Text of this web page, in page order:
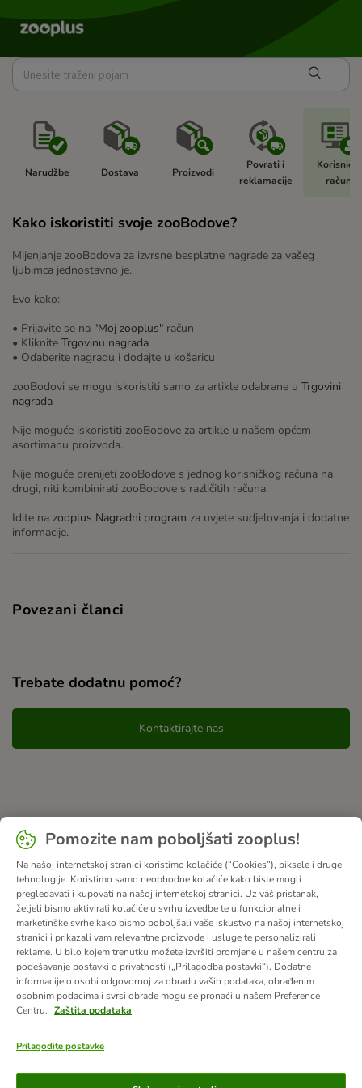
Narudžbe Dostava Proizvodi
Povrati i
reklamacije
Korisnički
račun
Kako iskoristiti svoje zooBodove?
Mijenjanje zooBodova za izvrsne besplatne nagrade za vašeg
ljubimca jednostavno je.
Evo kako:
• Prijavite se na "Moj zooplus" račun
• Kliknite Trgovinu nagrada
• Odaberite nagradu i dodajte u košaricu
zooBodovi se mogu iskoristiti samo za artikle odabrane u Trgovini
nagrada
Nije moguće iskoristiti zooBodove za artikle u našem općem
asortimanu proizvoda.
Nije moguće prenijeti zooBodove s jednog korisničkog računa na
drugi, niti kombinirati zooBodove s različitih računa.
Idite na zooplus Nagradni program za uvjete sudjelovanja i dodatne
informacije.
Povezani članci
Trebate dodatnu pomoć?
Kontaktirajte nas
Načini plaćanja
Pomozite nam poboljšati zooplus!
Na našoj internetskoj stranici koristimo kolačiće (“Cookies”), piksele i druge
tehnologije. Koristimo samo neophodne kolačiće kako biste mogli
pregledavati i kupovati na našoj internetskoj stranici. Uz vaš pristanak,
željeli bismo aktivirati kolačiće u svrhu izvedbe te u funkcionalne i
marketinške svrhe kako bismo poboljšali vaše iskustvo na našoj internetskoj
stranici i prikazali vam relevantne proizvode i usluge te personalizirali
reklame. U bilo kojem trenutku možete izvršiti promjene u našem centru za
podešavanje postavki o privatnosti („Prilagodba postavki“). Dodatne
informacije o osobi odgovornoj za obradu vaših podataka, obrađenim
osobnim podacima i svrsi obrade mogu se pronaći u našem Preference
Centru. Zaštita podataka
Prilagodite postavke